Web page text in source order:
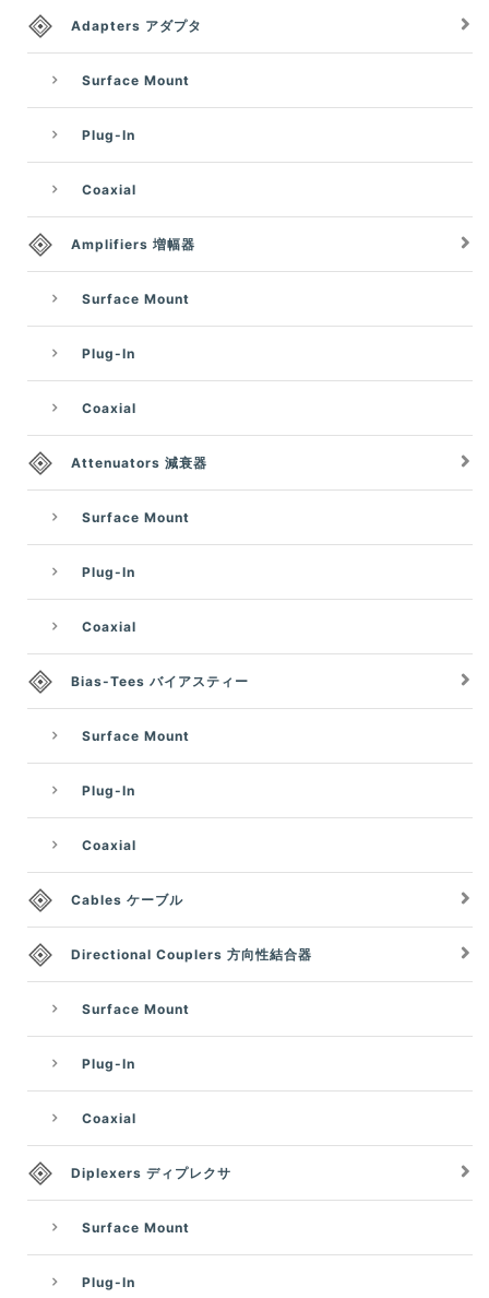
Adapters アダプタ
Surface Mount
Plug-In
Coaxial
Amplifiers 増幅器
Surface Mount
Plug-In
Coaxial
Attenuators 減衰器
Surface Mount
Plug-In
Coaxial
Bias-Tees バイアスティー
Surface Mount
Plug-In
Coaxial
Cables ケーブル
Directional Couplers 方向性結合器
Surface Mount
Plug-In
Coaxial
Diplexers ディプレクサ
Surface Mount
Plug-In